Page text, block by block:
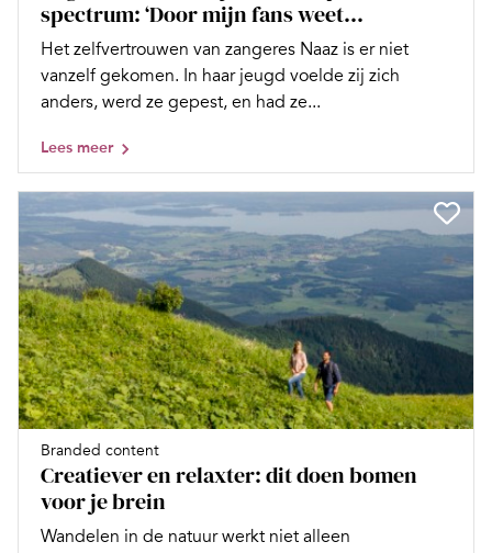
spectrum: ‘Door mijn fans weet...
Het zelfvertrouwen van zangeres Naaz is er niet
vanzelf gekomen. In haar jeugd voelde zij zich
anders, werd ze gepest, en had ze...
Lees meer
Branded content
Creatiever en relaxter: dit doen bomen
voor je brein
Wandelen in de natuur werkt niet alleen